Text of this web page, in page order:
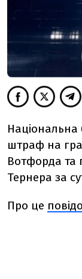
Національна
штраф на
Вотфорда та
Тернера за
Про це